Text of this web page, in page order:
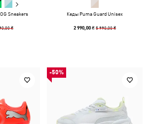
Sneakers
₴
Кеды Puma Guard Unisex
2 990,00 ₴5 990,00 ₴
-50%